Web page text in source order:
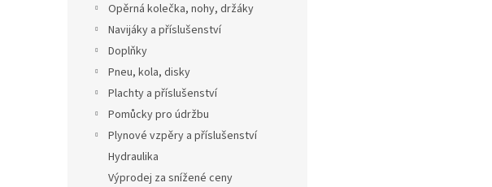
Opěrná kolečka, nohy, držáky
Navijáky a příslušenství
Doplňky
Pneu, kola, disky
Plachty a příslušenství
Pomůcky pro údržbu
Plynové vzpěry a příslušenství
Hydraulika
Výprodej za snížené ceny